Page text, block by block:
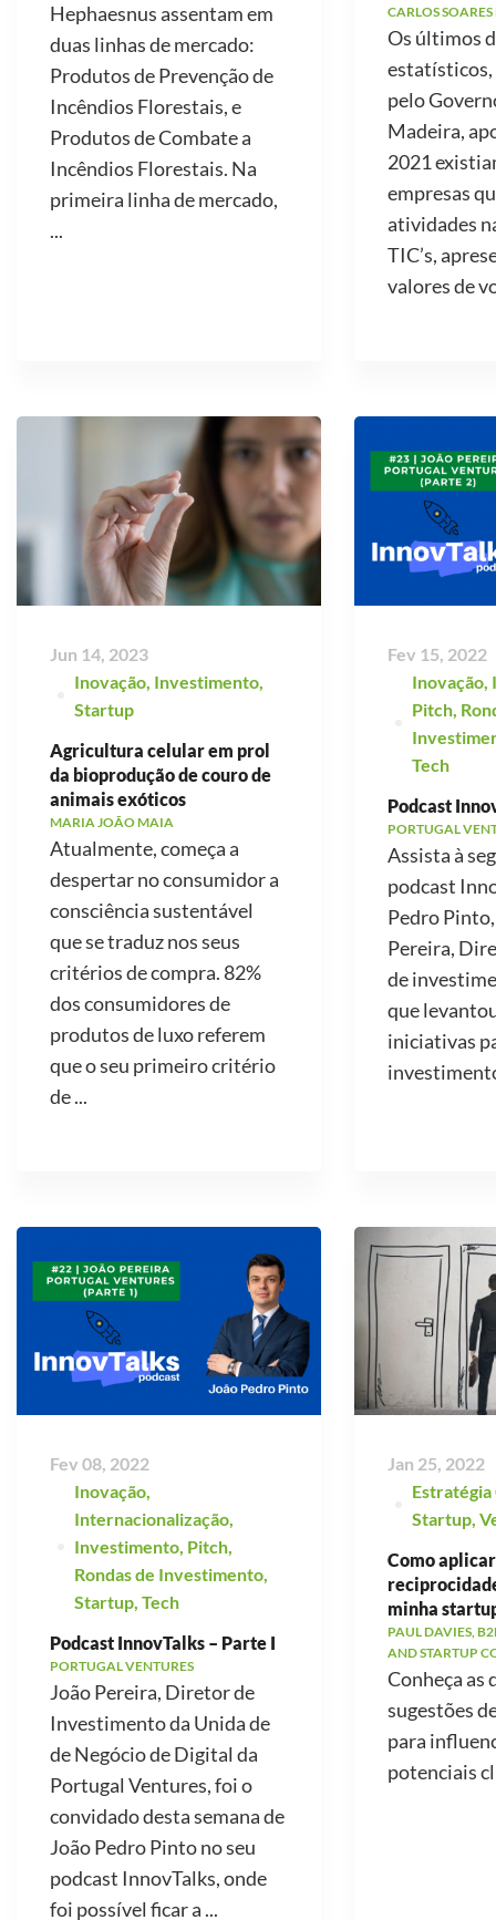
Hephaesnus assentam em
duas linhas de mercado:
Produtos de Prevenção de
Incêndios Florestais, e
Produtos de Combate a
Incêndios Florestais. Na
primeira linha de mercado,
...
CARLOS SOARES
Os últimos
pelo
Madeira,
2021
empresas
atividades
TIC’s,
valores de
Jun 14, 2023
Inovação Investimento
Startup
Agricultura celular em prol
da bioprodução de couro de
animais exóticos
MARIA JOÃO MAIA
Atualmente, começa a
despertar no consumidor a
consciência sustentável
que se traduz nos seus
critérios de compra. 82%
dos consumidores de
produtos de luxo referem
que o seu primeiro critério
de ...
Fev 15, 2022
Inovação
Pitch
Tech
Podcast
PORTUGAL
Assista à
podcast
Pedro
Pereira,
de
que
iniciativas
Fev 08, 2022
Inovação,
Internacionalização,
Investimento, Pitch,
Rondas de Investimento,
Startup, Tech
Podcast InnovTalks – Parte I
PORTUGAL VENTURES
João Pereira, Diretor de
Investimento da Unida de
de Negócio de Digital da
Portugal Ventures, foi o
convidado desta semana de
João Pedro Pinto no seu
podcast InnovTalks, onde
foi possível ficar a ...
Jan 25, 2022
Startup,
Como
minha
PAUL DAVIES,
AND STARTUP
Conheça as
sugestões
para
potenciais